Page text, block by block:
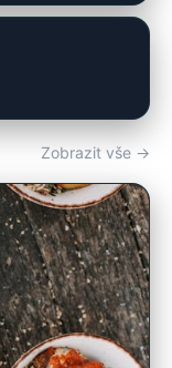
Zobrazit vše →